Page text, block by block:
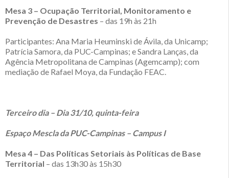
Mesa 3 – Ocupação Territorial, Monitoramento e
Prevenção de Desastres – das 19h às 21h
Participantes: Ana Maria Heuminski de Ávila, da Unicamp;
Patrícia Samora, da PUC-Campinas; e Sandra Lanças, da
Agência Metropolitana de Campinas (Agemcamp); com
mediação de Rafael Moya, da Fundação FEAC.
Terceiro dia – Dia 31/10, quinta-feira
Espaço Mescla da PUC-Campinas – Campus I
Mesa 4 – Das Políticas Setoriais às Políticas de Base
Territorial – das 13h30 às 15h30